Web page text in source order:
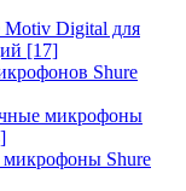
Digital для
[17]
Shure
микрофоны
Shure